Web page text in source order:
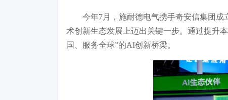
今年7月，施耐德电气携手奇安信集团
术创新生态发展上迈出关键一步。通过提升
国、服务全球”的AI创新桥梁。